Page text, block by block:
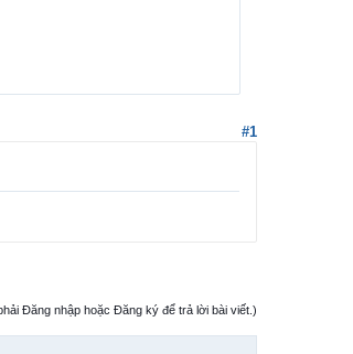
#1
Đăng nhập hoặc Đăng ký để trả lời bài viết.)